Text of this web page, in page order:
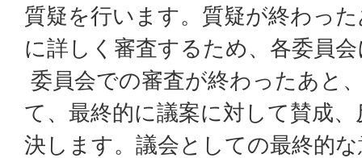
質疑を行います。質疑が終わっ
に詳しく審査するため、各委員
委員会での審査が終わったあと
て、最終的に議案に対して賛成
決します。議会としての最終的